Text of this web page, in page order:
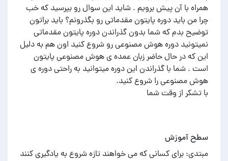
همراه با آن پیش برویم . شاید این سوال رو بپرسید که خب
چرا من باید دوره پایتون مقدماتی رو بگذرونم؟ باید براتون
توضیح بدم که شما بدون گذراندن دوره پایتون مقدماتی
نمیتونید دوره هوش مصنوعی رو شروع کنید اون هم به دلیل
این که در حال حاضر زبان عمده ی هوش مصنوعی پایتون
است . شما با گذراندن این دوره میتوانید به راحتی دوره ی
با تشکر از وقت شما
سطح آموزش
مبتدی: برای کسانی که می خواهند تازه شروع به یادگیری کنند